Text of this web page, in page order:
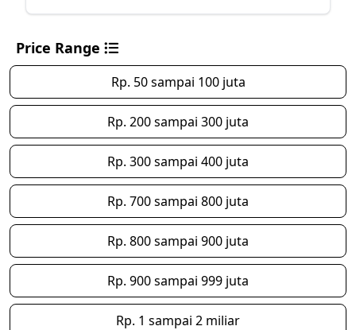
Price Range
Rp. 50 sampai 100 juta
Rp. 200 sampai 300 juta
Rp. 300 sampai 400 juta
Rp. 700 sampai 800 juta
Rp. 800 sampai 900 juta
Rp. 900 sampai 999 juta
Rp. 1 sampai 2 miliar